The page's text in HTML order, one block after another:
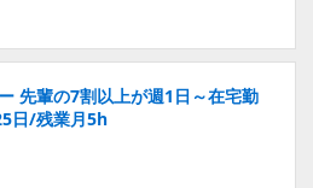
先輩の7割以上が週1日～在宅勤
日/残業月5h